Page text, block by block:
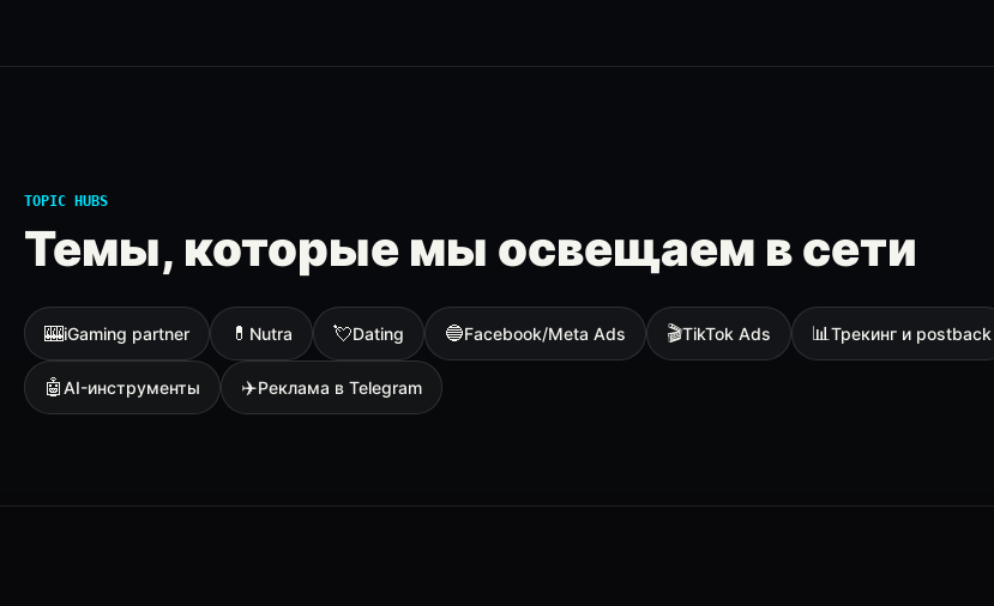
TOPIC HUBS
Темы, которые мы освещаем в сети
🎰iGaming partner 💊 Nutra 💘Dating 🔵Facebook/Meta Ads 🎬TikTok Ads 📊Трекинг и postback
🤖AI-инструменты ✈️Реклама в Telegram